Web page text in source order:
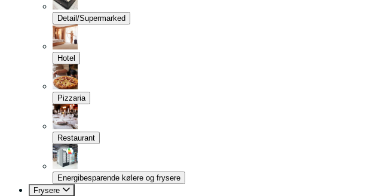
Detail/Supermarked
Hotel
Pizzaria
Restaurant
Energibesparende kølere og frysere
Frysere